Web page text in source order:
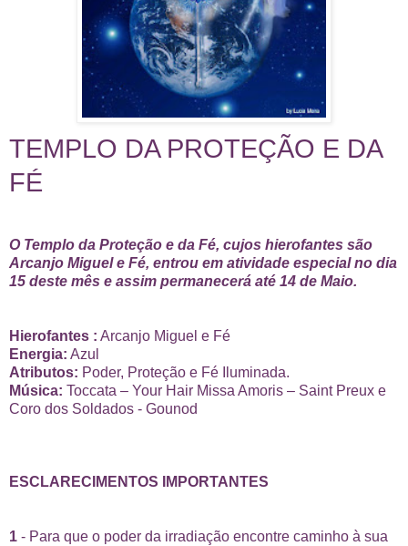
TEMPLO DA PROTEÇÃO E DA
FÉ
O Templo da Proteção e da Fé, cujos hierofantes são
Arcanjo Miguel e Fé, entrou em atividade especial no dia
15 deste mês e assim permanecerá até 14 de Maio.
Hierofantes : Arcanjo Miguel e Fé
Energia: Azul
Atributos: Poder, Proteção e Fé Iluminada.
Música: Toccata – Your Hair Missa Amoris – Saint Preux e
Coro dos Soldados - Gounod
ESCLARECIMENTOS IMPORTANTES
1 - Para que o poder da irradiação encontre caminho à sua